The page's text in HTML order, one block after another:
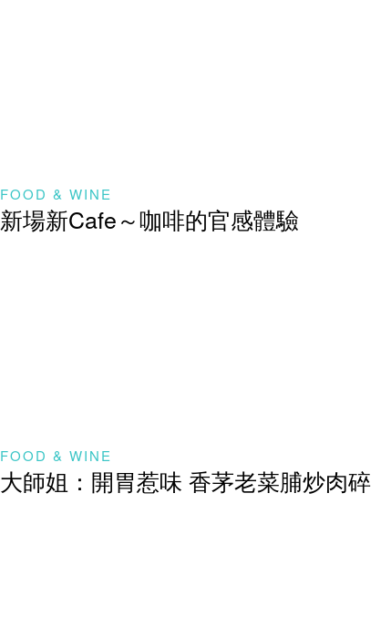
FOOD & WINE
新場新Cafe～咖啡的官感體驗
FOOD & WINE
大師姐：開胃惹味 香茅老菜脯炒肉碎